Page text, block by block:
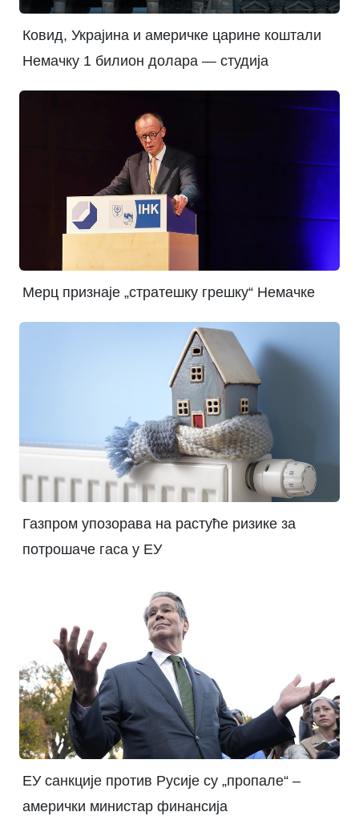
Ковид, Украјина и америчке царине коштали
Немачку 1 билион долара — студија
Мерц признаје „стратешку грешку“ Немачке
Газпром упозорава на растуће ризике за
потрошаче гаса у ЕУ
ЕУ санкције против Русије су „пропале“ –
амерички министар финансија